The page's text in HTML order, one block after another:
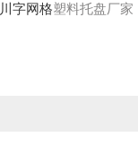
川字网格塑料托盘厂家